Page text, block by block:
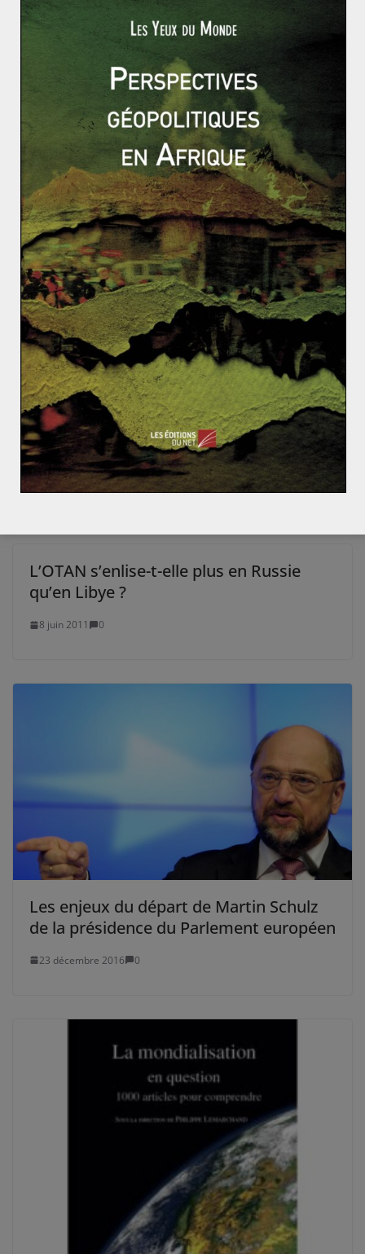
europe/0474-defense-le-reveil-de-l-europe
https://www.lejdd.fr/International/face-axu-etats-unis-
a-la-russie-et-la-chine-leurope-sort-les-griffes-3859052
Origines, évolution et conséquences du blocus de B
erlin
La taxe GAFA, symptôme de l’impuissance européen
ne
Clara JALABERT
Clara JALABERT est étudiante en Master International
Security à l'école d'affaires internationales de Sciences
Po. Elle se spécialise dans l'étude de l'Asie et des
risques sécuritaires.
L’OTAN s’enlise-t-elle plus en Russie
qu’en Libye ?
8 juin 2011 0
Les enjeux du départ de Martin Schulz
de la présidence du Parlement européen
23 décembre 2016 0